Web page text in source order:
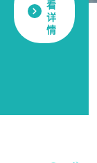
看
详
情